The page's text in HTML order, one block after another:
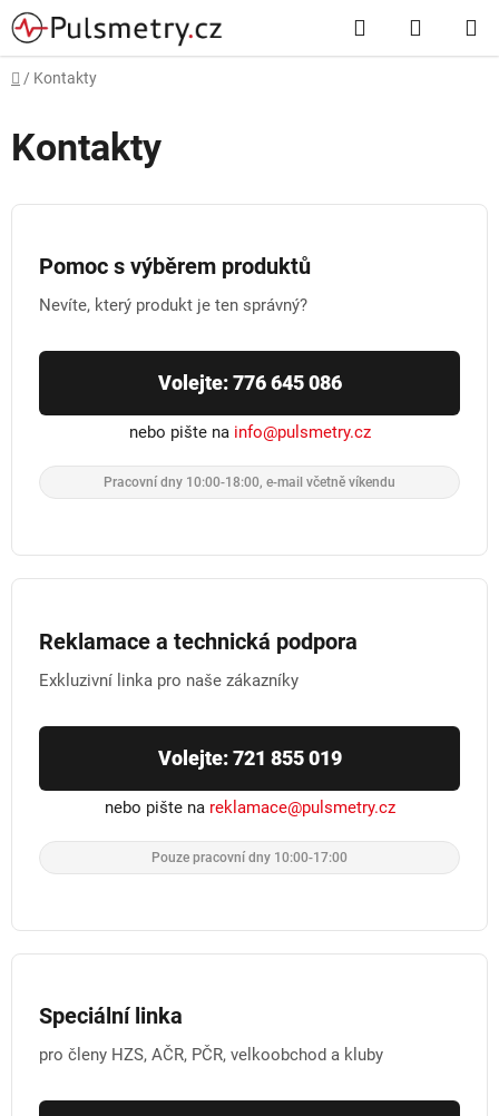
Přejít
na
obsah
Hledat
KOŠÍK
Domů
/ Kontakty
Kontakty
Pomoc s výběrem produktů
Nevíte, který produkt je ten správný?
Volejte: 776 645 086
nebo pište na info@pulsmetry.cz
Pracovní dny 10:00-18:00, e-mail včetně víkendu
Reklamace a technická podpora
Exkluzivní linka pro naše zákazníky
Volejte: 721 855 019
nebo pište na reklamace@pulsmetry.cz
Pouze pracovní dny 10:00-17:00
Speciální linka
pro členy HZS, AČR, PČR, velkoobchod a kluby